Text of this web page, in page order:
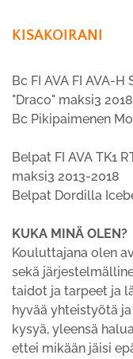
KISAKOIRANI
Bc FI AVA FI AVA-
"Draco" maksi3
Bc Pikipaimenen
Belpat FI AVA TK1
maksi3 2013-2018
Belpat Dordilla
KUKA MINÄ OLEN?
Kouluttajana olen
sekä
taidot ja tarpeet ja
hyvää yhteistyötä
kysyä, yleensä
ettei mikään jäisi